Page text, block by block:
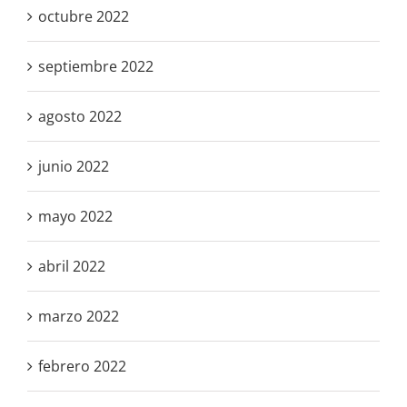
octubre 2022
septiembre 2022
agosto 2022
junio 2022
mayo 2022
abril 2022
marzo 2022
febrero 2022